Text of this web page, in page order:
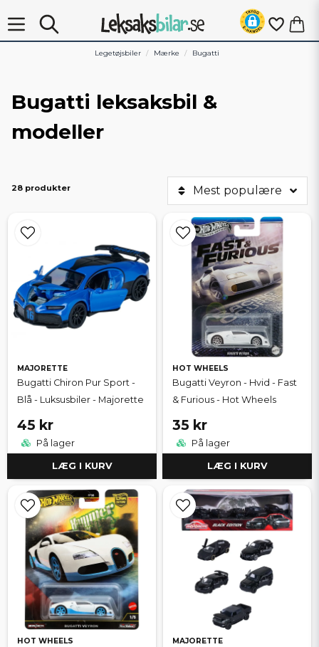
Legetøjsbiler Mærke Bugatti
Bugatti leksaksbil &
modeller
28 produkter Mest populære
MAJORETTE
Bugatti Chiron Pur Sport -
Blå - Luksusbiler - Majorette
45 kr
På lager
LÆG I KURV
HOT WHEELS
Bugatti Veyron - Hvid - Fast
& Furious - Hot Wheels
35 kr
På lager
LÆG I KURV
HOT WHEELS MAJORETTE